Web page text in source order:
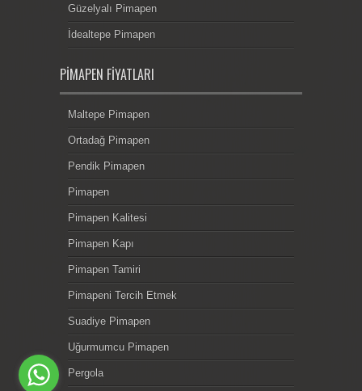
Güzelyalı Pimapen
İdealtepe Pimapen
PIMAPEN FIYATLARI
Maltepe Pimapen
Ortadağ Pimapen
Pendik Pimapen
Pimapen
Pimapen Kalitesi
Pimapen Kapı
Pimapen Tamiri
Pimapeni Tercih Etmek
Suadiye Pimapen
Uğurmumcu Pimapen
Pergola